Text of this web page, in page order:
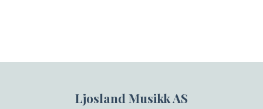
Ljosland Musikk AS